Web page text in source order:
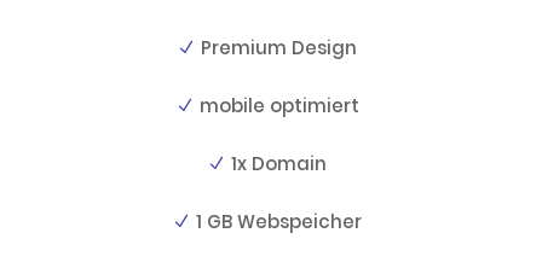
Premium Design
mobile optimiert
1x Domain
1 GB Webspeicher